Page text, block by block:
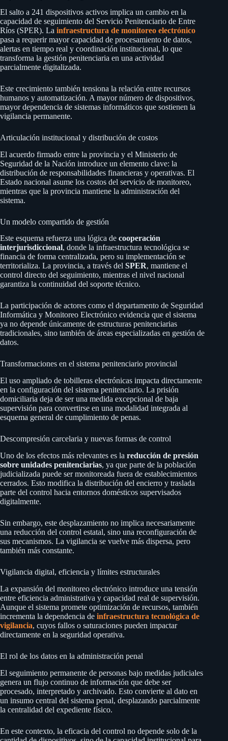
El salto a 241 dispositivos activos implica un cambio en la
capacidad de seguimiento del Servicio Penitenciario de Entre
Ríos (SPER). La infraestructura de monitoreo electrónico
pasa a requerir mayor capacidad de procesamiento de datos,
alertas en tiempo real y coordinación institucional, lo que
transforma la gestión penitenciaria en una actividad
parcialmente digitalizada.
Este crecimiento también tensiona la relación entre recursos
humanos y automatización. A mayor número de dispositivos,
mayor dependencia de sistemas informáticos que sostienen la
vigilancia permanente.
Articulación institucional y distribución de costos
El acuerdo firmado entre la provincia y el Ministerio de
Seguridad de la Nación introduce un elemento clave: la
distribución de responsabilidades financieras y operativas. El
Estado nacional asume los costos del servicio de monitoreo,
mientras que la provincia mantiene la administración del
sistema.
Un modelo compartido de gestión
Este esquema refuerza una lógica de cooperación
interjurisdiccional, donde la infraestructura tecnológica se
financia de forma centralizada, pero su implementación se
territorializa. La provincia, a través del SPER, mantiene el
control directo del seguimiento, mientras el nivel nacional
garantiza la continuidad del soporte técnico.
La participación de actores como el departamento de Seguridad
Informática y Monitoreo Electrónico evidencia que el sistema
ya no depende únicamente de estructuras penitenciarias
tradicionales, sino también de áreas especializadas en gestión de
datos.
Transformaciones en el sistema penitenciario provincial
El uso ampliado de tobilleras electrónicas impacta directamente
en la configuración del sistema penitenciario. La prisión
domiciliaria deja de ser una medida excepcional de baja
supervisión para convertirse en una modalidad integrada al
esquema general de cumplimiento de penas.
Descompresión carcelaria y nuevas formas de control
Uno de los efectos más relevantes es la reducción de presión
sobre unidades penitenciarias, ya que parte de la población
judicializada puede ser monitoreada fuera de establecimientos
cerrados. Esto modifica la distribución del encierro y traslada
parte del control hacia entornos domésticos supervisados
digitalmente.
Sin embargo, este desplazamiento no implica necesariamente
una reducción del control estatal, sino una reconfiguración de
sus mecanismos. La vigilancia se vuelve más dispersa, pero
también más constante.
Vigilancia digital, eficiencia y límites estructurales
La expansión del monitoreo electrónico introduce una tensión
entre eficiencia administrativa y capacidad real de supervisión.
Aunque el sistema promete optimización de recursos, también
incrementa la dependencia de infraestructura tecnológica de
vigilancia, cuyos fallos o saturaciones pueden impactar
directamente en la seguridad operativa.
El rol de los datos en la administración penal
El seguimiento permanente de personas bajo medidas judiciales
genera un flujo continuo de información que debe ser
procesado, interpretado y archivado. Esto convierte al dato en
un insumo central del sistema penal, desplazando parcialmente
la centralidad del expediente físico.
En este contexto, la eficacia del control no depende solo de la